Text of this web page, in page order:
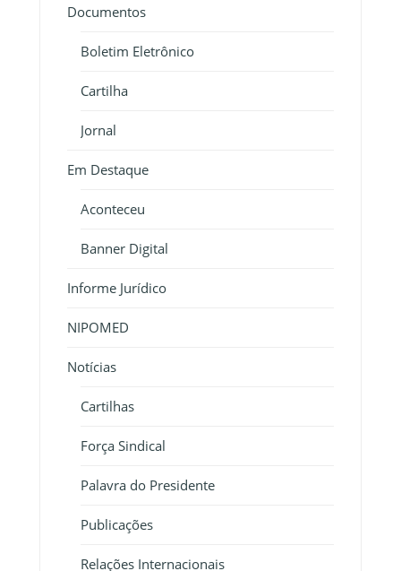
Documentos
Boletim Eletrônico
Cartilha
Jornal
Em Destaque
Aconteceu
Banner Digital
Informe Jurídico
NIPOMED
Notícias
Cartilhas
Força Sindical
Palavra do Presidente
Publicações
Relações Internacionais